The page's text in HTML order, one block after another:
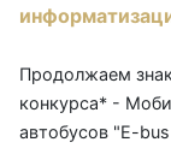
Продолжаем
конкурса* -
автобусов "E-